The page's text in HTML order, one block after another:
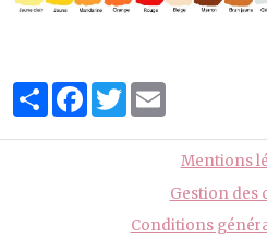
PartagerFacebook
Twitter
Mentions
Gestion des
Conditions